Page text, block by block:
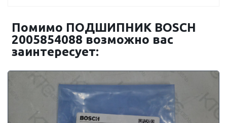
Помимо ПОДШИПНИК BOSCH
2005854088 возможно вас
заинтересует: